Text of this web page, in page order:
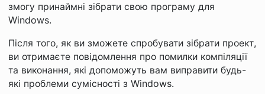
змогу принаймні зібрати свою програму для
Windows.
Після того, як ви зможете спробувати зібрати проект,
ви отримаєте повідомлення про помилки компіляції
та виконання, які допоможуть вам виправити будь-
які проблеми сумісності з Windows.